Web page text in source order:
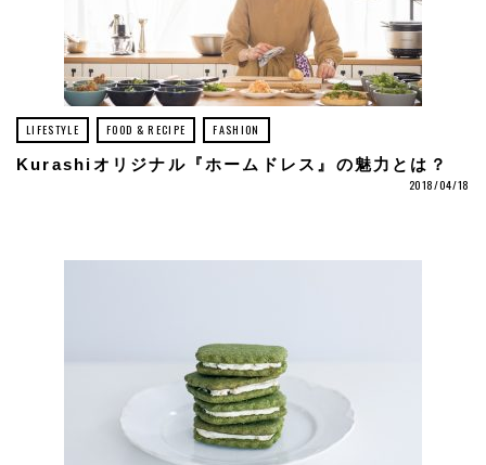
LIFESTYLE FOOD & RECIPE FASHION
Kurashiオリジナル『ホームドレス』の魅力とは？
2018/04/18